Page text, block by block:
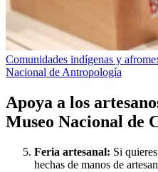
Comunidades indígenas y
Nacional de Antropología
Apoya a los
Museo Nacional de
Feria artesanal: Si
hechas de manos de